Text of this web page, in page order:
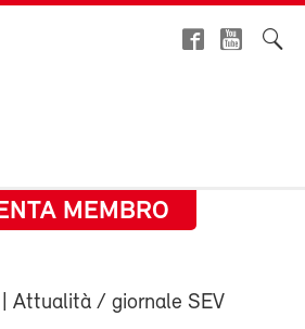
MEMBRO
| Attualità / giornale SEV